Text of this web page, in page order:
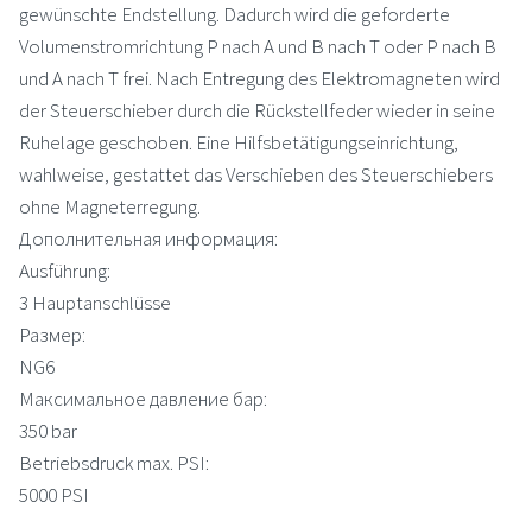
gewünschte Endstellung. Dadurch wird die geforderte
Volumenstromrichtung P nach A und B nach T oder P nach B
und A nach T frei. Nach Entregung des Elektromagneten wird
der Steuerschieber durch die Rückstellfeder wieder in seine
Ruhelage geschoben. Eine Hilfsbetätigungseinrichtung,
wahlweise, gestattet das Verschieben des Steuerschiebers
ohne Magneterregung.
Дополнительная информация:
Ausführung:
3 Hauptanschlüsse
Размер:
NG6
Максимальное давление бар:
350 bar
Betriebsdruck max. PSI:
5000 PSI